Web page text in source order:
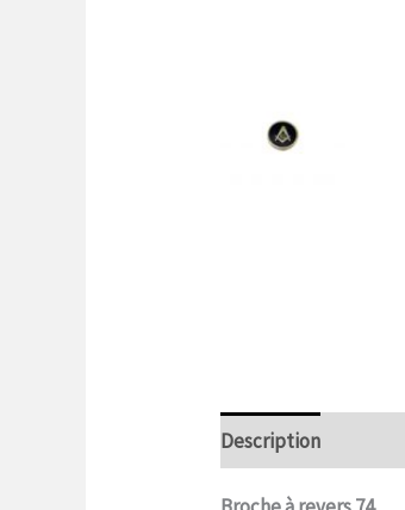
Description